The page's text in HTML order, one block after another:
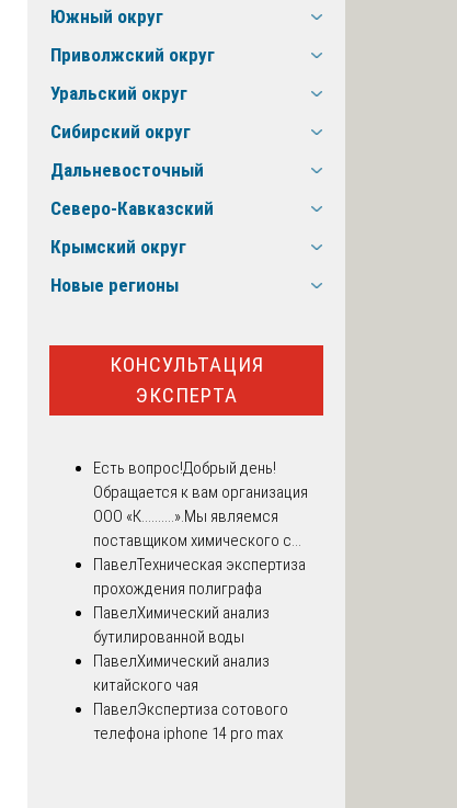
Южный округ
Приволжский округ
Уральский округ
Сибирский округ
Дальневосточный
Северо-Кавказский
Крымский округ
Новые регионы
КОНСУЛЬТАЦИЯ
ЭКСПЕРТА
Есть вопрос!Добрый день!
Обращается к вам организация
ООО «К..........».Мы являемся
поставщиком химического с...
ПавелТехническая экспертиза
прохождения полиграфа
ПавелХимический анализ
бутилированной воды
ПавелХимический анализ
китайского чая
ПавелЭкспертиза сотового
телефона iphone 14 pro max